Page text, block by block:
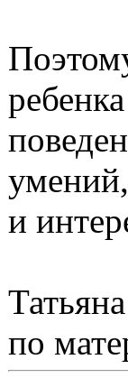
и
по